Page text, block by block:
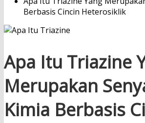
Berbasis Cincin Heterosiklik
Apa Itu Triazine
Merupakan
Kimia Berbasis